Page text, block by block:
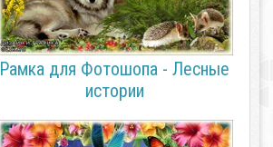
Рамка для Фотошопа - Лесные
истории